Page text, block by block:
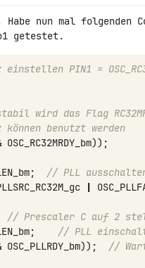
nun mal folgenden
PIN1 =
wird das Flag
benutzt werden
OSC_RC32MRDY_bm));
;
// PLL
|
// Prescaler C auf 2
;
// PLL
OSC_PLLRDY_bm));
//